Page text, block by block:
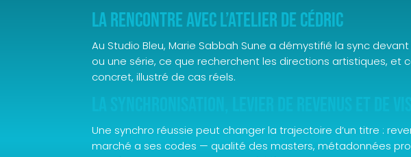
La rencontre avec L’Atelier de Cédric
Au Studio Bleu, Marie Sabbah Sune a démystifié la sync
ou une série, ce que recherchent les directions artistiques,
concret, illustré de cas réels.
Une synchro réussie peut changer la trajectoire d’un titre :
marché a ses codes — qualité des masters, métadonnées